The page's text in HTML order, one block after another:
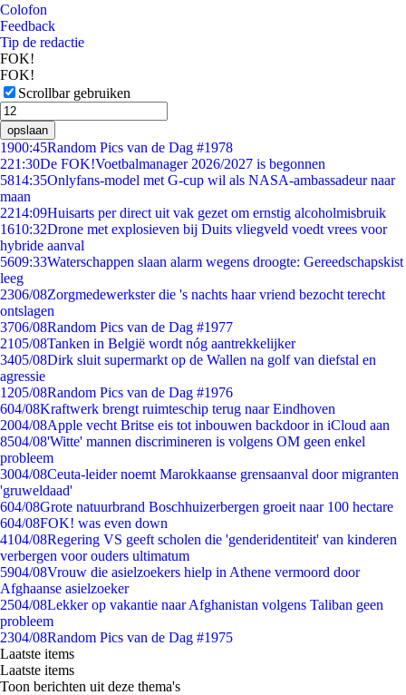
Colofon
Feedback
Tip de redactie
FOK!
FOK!
Scrollbar gebruiken
opslaan
1900:45Random Pics van de Dag #1978
221:30De FOK!Voetbalmanager 2026/2027 is begonnen
5814:35Onlyfans-model met G-cup wil als NASA-ambassadeur naar
maan
2214:09Huisarts per direct uit vak gezet om ernstig alcoholmisbruik
1610:32Drone met explosieven bij Duits vliegveld voedt vrees voor
hybride aanval
5609:33Waterschappen slaan alarm wegens droogte: Gereedschapskist
leeg
2306/08Zorgmedewerkster die 's nachts haar vriend bezocht terecht
ontslagen
3706/08Random Pics van de Dag #1977
2105/08Tanken in België wordt nóg aantrekkelijker
3405/08Dirk sluit supermarkt op de Wallen na golf van diefstal en
agressie
1205/08Random Pics van de Dag #1976
604/08Kraftwerk brengt ruimteschip terug naar Eindhoven
2004/08Apple vecht Britse eis tot inbouwen backdoor in iCloud aan
8504/08'Witte' mannen discrimineren is volgens OM geen enkel
probleem
3004/08Ceuta-leider noemt Marokkaanse grensaanval door migranten
'gruweldaad'
604/08Grote natuurbrand Boschhuizerbergen groeit naar 100 hectare
604/08FOK! was even down
4104/08Regering VS geeft scholen die 'genderidentiteit' van kinderen
verbergen voor ouders ultimatum
5904/08Vrouw die asielzoekers hielp in Athene vermoord door
Afghaanse asielzoeker
2504/08Lekker op vakantie naar Afghanistan volgens Taliban geen
probleem
2304/08Random Pics van de Dag #1975
Laatste items
Laatste items
Toon berichten uit deze thema's